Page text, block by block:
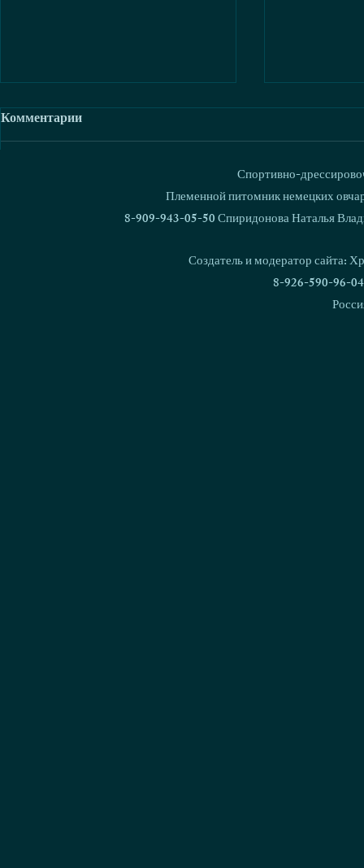
Zloy Killer
Love &
Комментарии
Спортивно-
Племенной питомник немецких
8-909-943-05-50 Спиридонова Наталья
Создатель и модератор сайта:
8-926-590-96-